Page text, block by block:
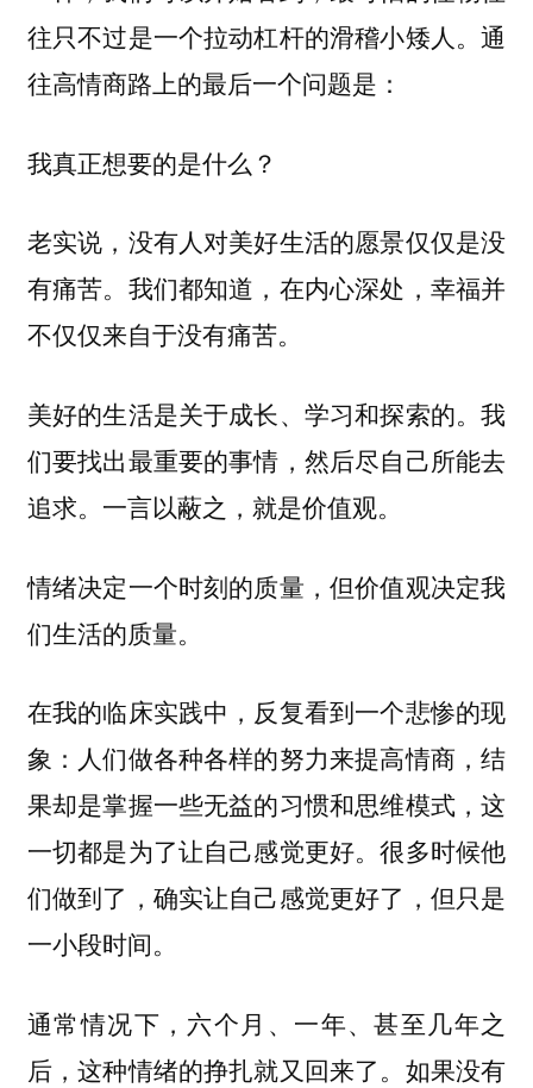
往只不过是一个拉动杠杆的滑稽小矮人。通
往高情商路上的最后一个问题是：
我真正想要的是什么？
老实说，没有人对美好生活的愿景仅仅是没
有痛苦。我们都知道，在内心深处，幸福并
不仅仅来自于没有痛苦。
美好的生活是关于成长、学习和探索的。我
们要找出最重要的事情，然后尽自己所能去
追求。一言以蔽之，就是价值观。
情绪决定一个时刻的质量，但价值观决定我
们生活的质量。
在我的临床实践中，反复看到一个悲惨的现
象：人们做各种各样的努力来提高情商，结
果却是掌握一些无益的习惯和思维模式，这
一切都是为了让自己感觉更好。很多时候他
们做到了，确实让自己感觉更好了，但只是
一小段时间。
通常情况下，六个月、一年、甚至几年之
后，这种情绪的挣扎就又回来了。如果没有